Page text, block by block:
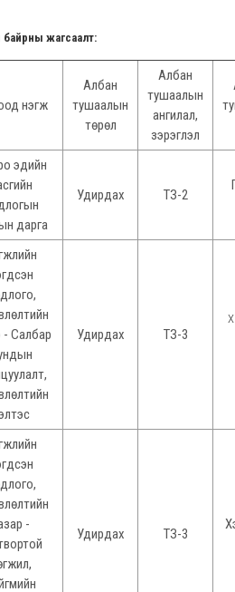
байрны жагсаалт:
нэгж
Албан
тушаалын
төрөл
Албан
тушаалын
ангилал,
зэрэглэл
эдийн
дарга
Удирдах ТЗ-2
- Салбар
Удирдах ТЗ-3
-
Удирдах ТЗ-3